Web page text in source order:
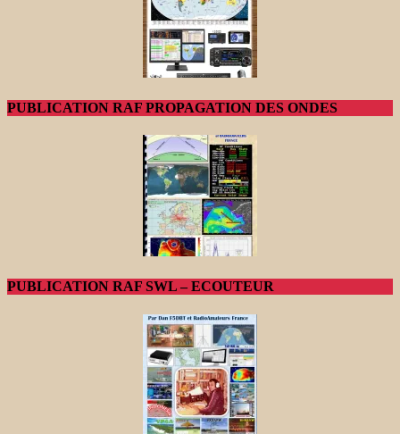
PUBLICATION RAF PROPAGATION DES ONDES
PUBLICATION RAF SWL – ECOUTEUR